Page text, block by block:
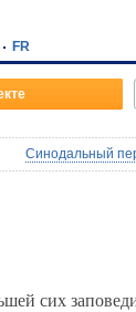
FR
Синодальный
сих